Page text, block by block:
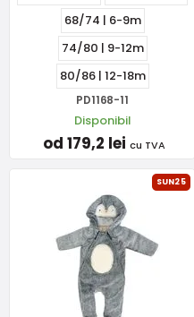
68/74 | 6-9m
74/80 | 9-12m
80/86 | 12-18m
PD1168-11
Disponibil
od 179,2 lei cu TVA
SUN25